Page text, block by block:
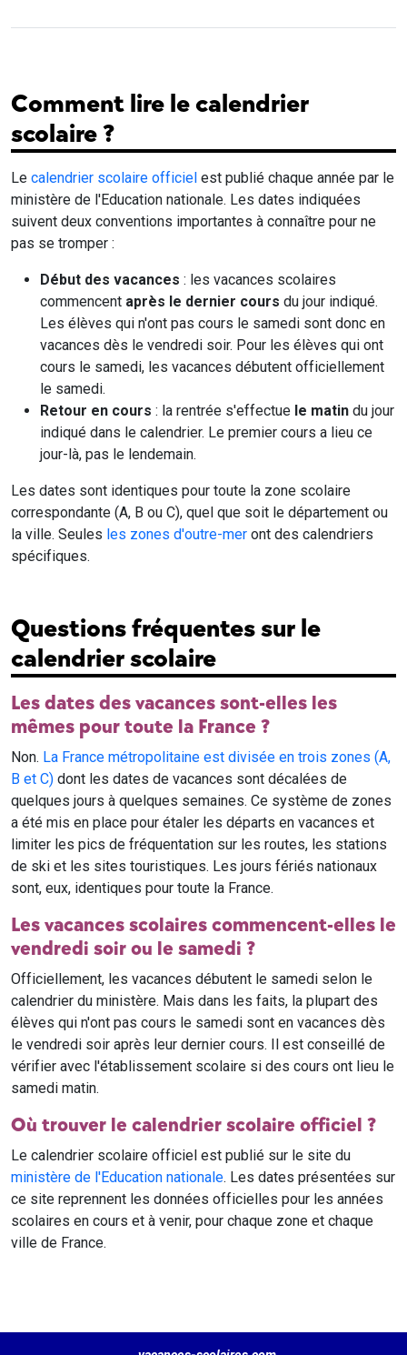
Comment lire le calendrier
scolaire ?
Le calendrier scolaire officiel est publié chaque année par le
ministère de l'Education nationale. Les dates indiquées
suivent deux conventions importantes à connaître pour ne
pas se tromper :
Début des vacances : les vacances scolaires
commencent après le dernier cours du jour indiqué.
Les élèves qui n'ont pas cours le samedi sont donc en
vacances dès le vendredi soir. Pour les élèves qui ont
cours le samedi, les vacances débutent officiellement
le samedi.
Retour en cours : la rentrée s'effectue le matin du jour
indiqué dans le calendrier. Le premier cours a lieu ce
jour-là, pas le lendemain.
Les dates sont identiques pour toute la zone scolaire
correspondante (A, B ou C), quel que soit le département ou
la ville. Seules les zones d'outre-mer ont des calendriers
spécifiques.
Questions fréquentes sur le
calendrier scolaire
Les dates des vacances sont-elles les
mêmes pour toute la France ?
Non. La France métropolitaine est divisée en trois zones (A,
B et C) dont les dates de vacances sont décalées de
quelques jours à quelques semaines. Ce système de zones
a été mis en place pour étaler les départs en vacances et
limiter les pics de fréquentation sur les routes, les stations
de ski et les sites touristiques. Les jours fériés nationaux
sont, eux, identiques pour toute la France.
Les vacances scolaires commencent-elles le
vendredi soir ou le samedi ?
Officiellement, les vacances débutent le samedi selon le
calendrier du ministère. Mais dans les faits, la plupart des
élèves qui n'ont pas cours le samedi sont en vacances dès
le vendredi soir après leur dernier cours. Il est conseillé de
vérifier avec l'établissement scolaire si des cours ont lieu le
samedi matin.
Où trouver le calendrier scolaire officiel ?
Le calendrier scolaire officiel est publié sur le site du
ministère de l'Education nationale. Les dates présentées sur
ce site reprennent les données officielles pour les années
scolaires en cours et à venir, pour chaque zone et chaque
ville de France.